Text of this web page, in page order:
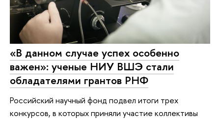
«В данном случае успех особенно
важен»: ученые НИУ ВШЭ стали
обладателями грантов РНФ
Российский научный фонд подвел итоги трех
конкурсов, в которых приняли участие коллективы